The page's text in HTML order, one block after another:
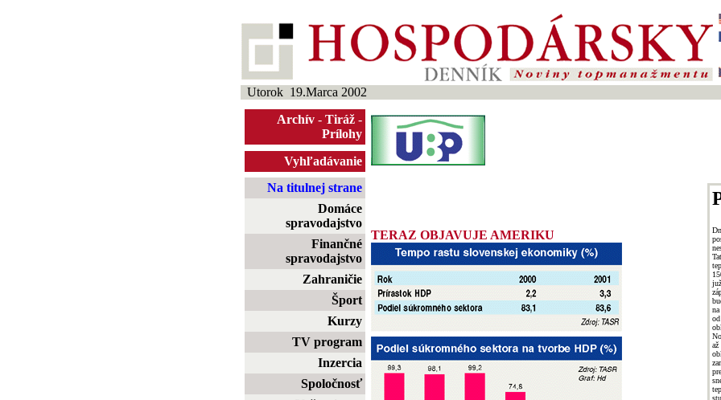
Utorok 19.Marca 2002
Archív - Tiráž -
Prílohy
Vyhľadávanie
Na titulnej strane
Domáce
spravodajstvo
Finančné
spravodajstvo
Zahraničie
Šport
Kurzy
TV program
Inzercia
Spoločnosť
TERAZ OBJAVUJE AMERIKU